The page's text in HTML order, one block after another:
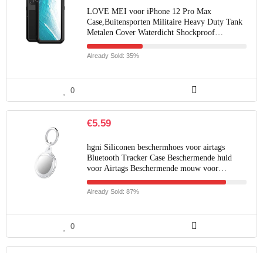
LOVE MEI voor iPhone 12 Pro Max
Case,Buitensporten Militaire Heavy Duty Tank
Metalen Cover Waterdicht Shockproof…
Already Sold: 35%
0
€5.59
hgni Siliconen beschermhoes voor airtags
Bluetooth Tracker Case Beschermende huid
voor Airtags Beschermende mouw voor…
Already Sold: 87%
0